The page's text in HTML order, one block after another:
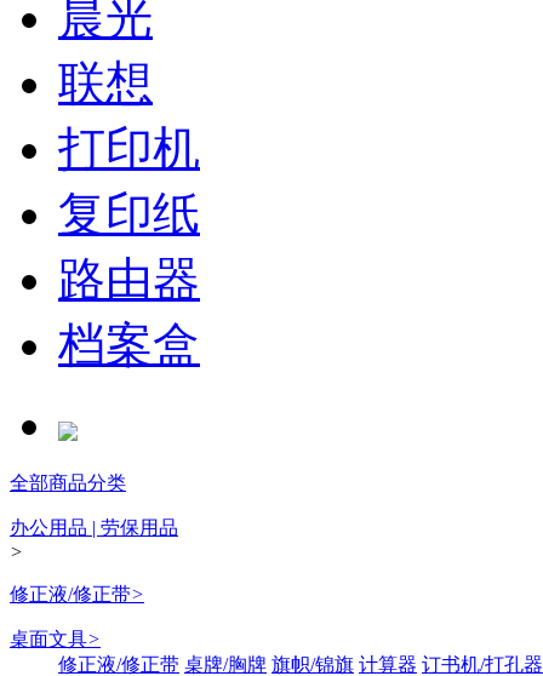
晨光
联想
打印机
复印纸
路由器
档案盒
全部商品分类
办公用品 | 劳保用品
>
修正液/修正带>
桌面文具>
修正液/修正带 桌牌/胸牌 旗帜/锦旗 计算器 订书机/打孔器